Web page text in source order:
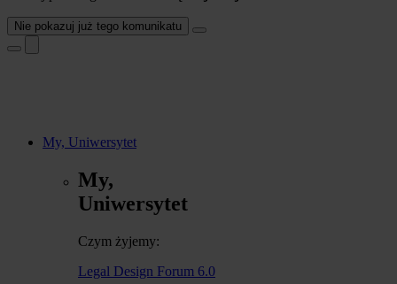
Nie pokazuj już tego komunikatu
My, Uniwersytet
My,
Uniwersytet
Czym żyjemy:
Legal Design Forum 6.0